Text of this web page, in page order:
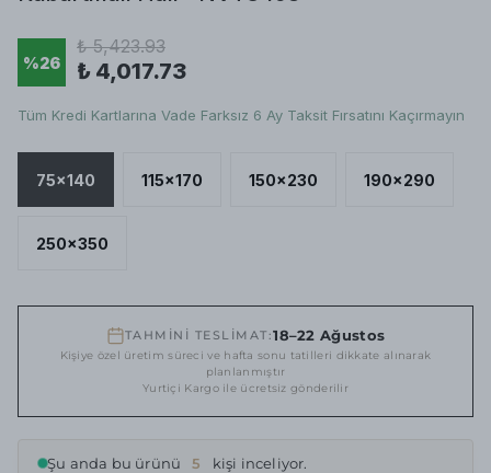
%26
₺ 5,423.93
₺ 4,017.73
Tüm Kredi Kartlarına Vade Farksız 6 Ay Taksit Fırsatını Kaçırmayın
75x140 115x170 150x230 190x290
250x350
TAHMİNİ TESLİMAT:18–22 Ağustos
Kişiye özel üretim süreci ve hafta sonu tatilleri dikkate alınarak
planlanmıştır
Yurtiçi Kargo ile ücretsiz gönderilir
Şu anda bu ürünü 5 kişi inceliyor.